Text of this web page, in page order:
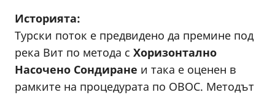
Историята:
Турски поток е предвидено да премине под
река Вит по метода с Хоризонтално
Насочено Сондиране и така е оценен в
рамките на процедурата по ОВОС. Методът